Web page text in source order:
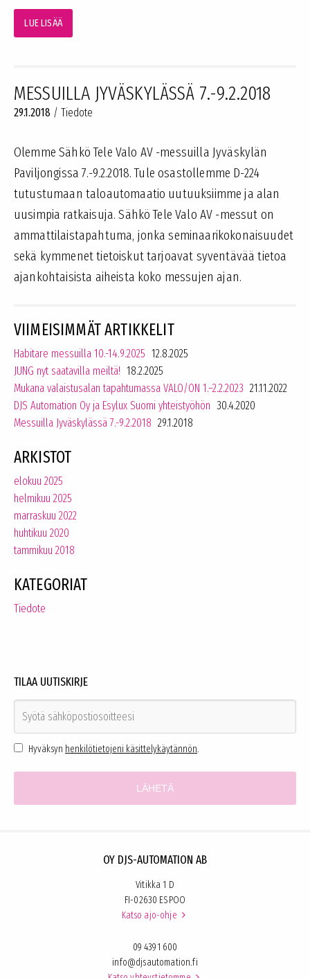
LUE LISÄÄ
MESSUILLA JYVÄSKYLÄSSÄ 7.-9.2.2018
29.1.2018 / Tiedote
Olemme Sähkö Tele Valo AV -messuilla Jyväskylän
Paviljongissa 7.-9.2.2018. Tule osastollemme D-224
tutustumaan taloautomaatio uutuuksiimme ja alan
uusimpia ratkaisuja. Sähkö Tele Valo AV -messut on
ammattilaistapahtuma, jonka seminaarikokonaisuudet
sekä kymmenet tietoiskut tarjoavat syventävää tietoa
ajankohtaisista aiheista koko messujen ajan.
VIIMEISIMMÄT ARTIKKELIT
Habitare messuilla 10.-14.9.2025 12.8.2025
JUNG nyt saatavilla meiltä! 18.2.2025
Mukana valaistusalan tapahtumassa VALO/ON 1.–2.2.2023 21.11.2022
DJS Automation Oy ja Esylux Suomi yhteistyöhön 30.4.2020
Messuilla Jyväskylässä 7.-9.2.2018 29.1.2018
ARKISTOT
elokuu 2025
helmikuu 2025
marraskuu 2022
huhtikuu 2020
tammikuu 2018
KATEGORIAT
Tiedote
TILAA UUTISKIRJE
Hyväksyn henkilötietojeni käsittelykäytännön.
OY DJS-AUTOMATION AB
Vitikka 1 D
FI-02630 ESPOO
Katso ajo-ohje 
09 4391 600
info@djsautomation.fi